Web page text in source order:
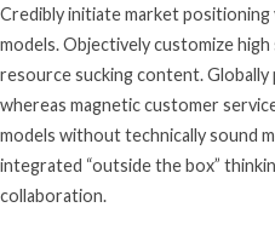
Credibly initiate market
models. Objectively customize
resource sucking content.
whereas magnetic customer
models without technically sound
integrated “outside the box”
collaboration.